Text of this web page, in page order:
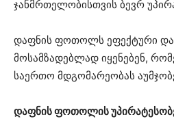
ჯანმრთელობისთვის ბევრ
დაფნის ფოთოლს ეფექტური და
მოსამზადებლად იყენებენ,
საერთო მდგომარეობას
დაფნის ფოთოლის